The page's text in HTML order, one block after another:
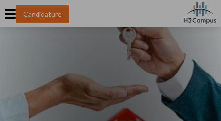
Candidature